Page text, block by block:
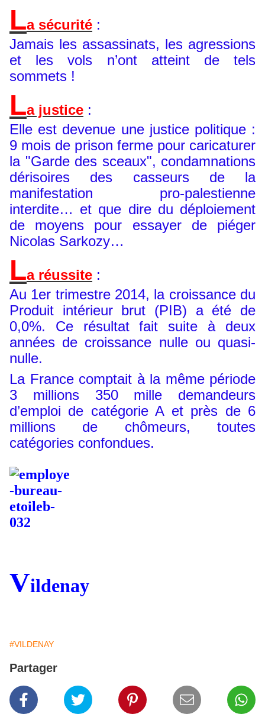
La sécurité :
Jamais les assassinats, les agressions
et les vols n’ont atteint de tels
sommets !
La justice :
Elle est devenue une justice politique :
9 mois de prison ferme pour caricaturer
la "Garde des sceaux", condamnations
dérisoires des casseurs de la
manifestation pro-palestienne
interdite… et que dire du déploiement
de moyens pour essayer de piéger
Nicolas Sarkozy…
La réussite :
Au 1er trimestre 2014, la croissance du
Produit intérieur brut (PIB) a été de
0,0%. Ce résultat fait suite à deux
années de croissance nulle ou quasi-
nulle.
La France comptait à la même période
3 millions 350 mille demandeurs
d’emploi de catégorie A et près de 6
millions de chômeurs, toutes
catégories confondues.
Vildenay
#VILDENAY
Partager